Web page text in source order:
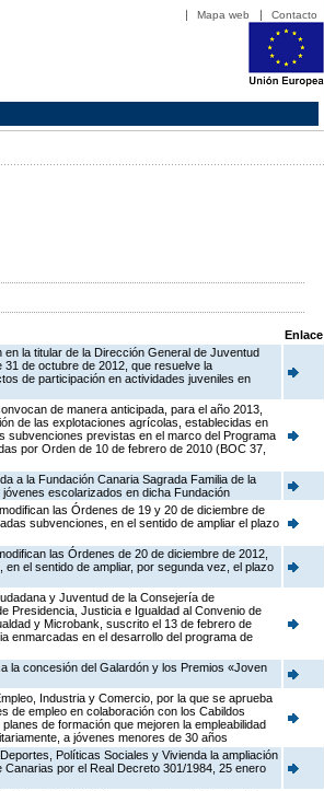
Mapa web Contacto
Enlace
la titular de la Dirección General de Juventud
de octubre de 2012, que resuelve la
de participación en actividades juveniles en
de manera anticipada, para el año 2013,
de las explotaciones agrícolas, establecidas en
subvenciones previstas en el marco del Programa
por Orden de 10 de febrero de 2010 (BOC 37,
a la Fundación Canaria Sagrada Familia de la
escolarizados en dicha Fundación
las Órdenes de 19 y 20 de diciembre de
subvenciones, en el sentido de ampliar el plazo
las Órdenes de 20 de diciembre de 2012,
el sentido de ampliar, por segunda vez, el plazo
y Juventud de la Consejería de
Presidencia, Justicia e Igualdad al Convenio de
y Microbank, suscrito el 13 de febrero de
enmarcadas en el desarrollo del programa de
la concesión del Galardón y los Premios «Joven
Industria y Comercio, por la que se aprueba
de empleo en colaboración con los Cabildos
de formación que mejoren la empleabilidad
a jóvenes menores de 30 años
Políticas Sociales y Vivienda la ampliación
por el Real Decreto 301/1984, 25 enero